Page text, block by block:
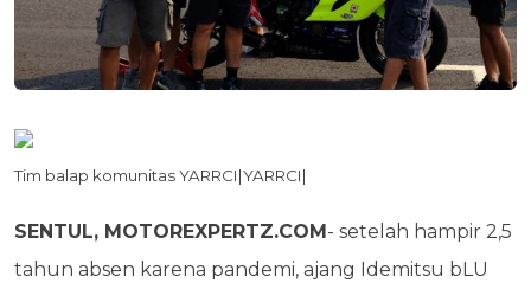
Tim balap komunitas YARRCI|YARRCI|
SENTUL, MOTOREXPERTZ.COM- setelah hampir 2,5
tahun absen karena pandemi, ajang Idemitsu bLU